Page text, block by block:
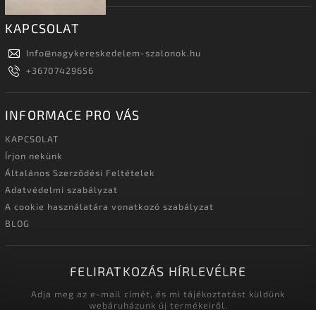
KAPCSOLAT
Info@nagykereskedelem-szalonok.hu
+36707429656
INFORMACE PRO VÁS
KAPCSOLAT
Írjon nekünk
Általános Szerződési Feltételek
Adatvédelmi szabályzat
A cookie használatára vonatkozó szabályzat
BLOG
FELIRATKOZÁS HÍRLEVÉLRE
Adja meg az e-mail címét, és mi tájékoztatást küldünk
webáruházunk új termékeiről.